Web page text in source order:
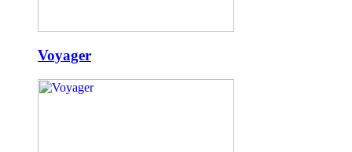
Voyager